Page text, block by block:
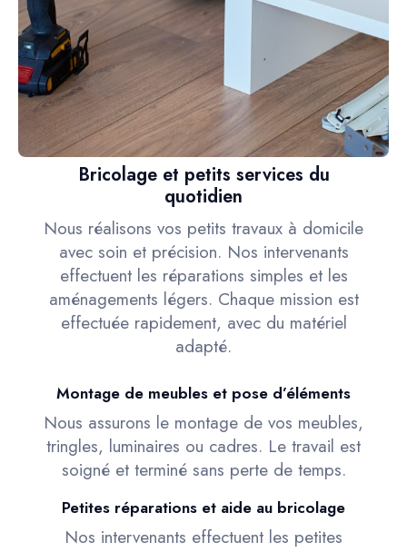
Bricolage et petits services du
quotidien
Nous réalisons vos petits travaux à domicile
avec soin et précision. Nos intervenants
effectuent les réparations simples et les
aménagements légers. Chaque mission est
effectuée rapidement, avec du matériel
adapté.
Montage de meubles et pose d’éléments
Nous assurons le montage de vos meubles,
tringles, luminaires ou cadres. Le travail est
soigné et terminé sans perte de temps.
Petites réparations et aide au bricolage
Nos intervenants effectuent les petites